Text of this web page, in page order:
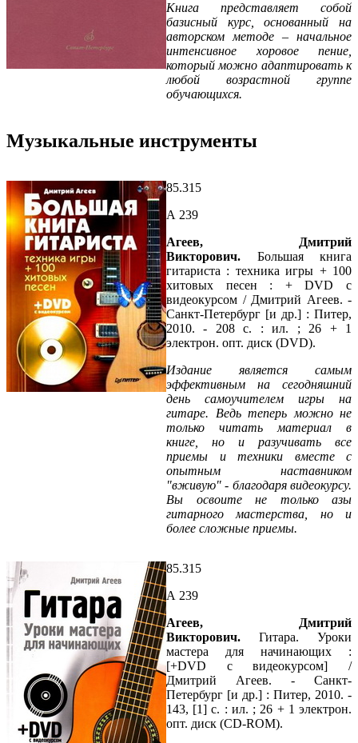
Книга представляет собой
базисный курс, основанный на
авторском методе – начальное
интенсивное хоровое пение,
который можно адаптировать к
любой возрастной группе
обучающихся.
Музыкальные инструменты
85.315
А 239
Агеев, Дмитрий
Викторович. Большая книга
гитариста : техника игры + 100
хитовых песен : + DVD с
видеокурсом / Дмитрий Агеев. -
Санкт-Петербург [и др.] : Питер,
2010. - 208 с. : ил. ; 26 + 1
электрон. опт. диск (DVD).
Издание является самым
эффективным на сегодняшний
день самоучителем игры на
гитаре. Ведь теперь можно не
только читать материал в
книге, но и разучивать все
приемы и техники вместе с
опытным наставником
"вживую" - благодаря видеокурсу.
Вы освоите не только азы
гитарного мастерства, но и
более сложные приемы.
85.315
А 239
Агеев, Дмитрий
Викторович.
Гитара. Уроки
мастера для начинающих :
[+DVD с видеокурсом] /
Дмитрий Агеев. - Санкт-
Петербург [и др.] : Питер, 2010. -
143, [1] с. : ил. ; 26 + 1 электрон.
опт. диск (CD-ROM).